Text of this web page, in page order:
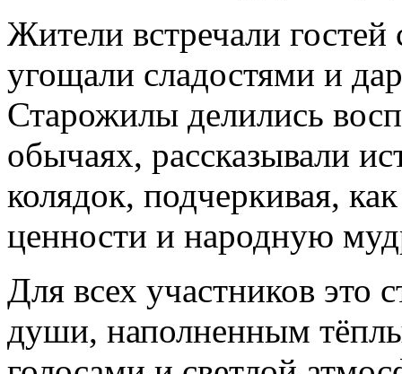
Жители встречали
угощали сладостями и
Старожилы делились
обычаях, рассказывали
колядок, подчеркивая,
ценности и народную
Для всех участников это
души, наполненным